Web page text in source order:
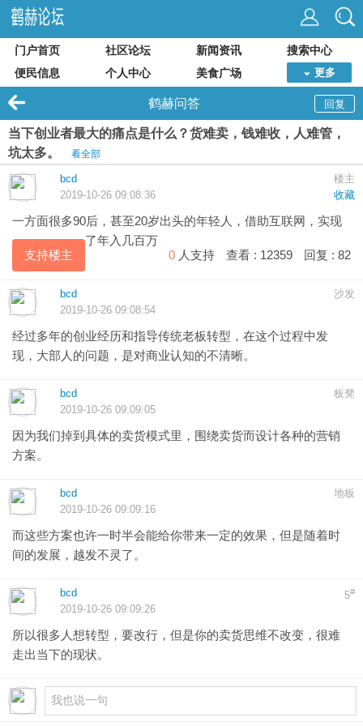
门户首页 社区论坛 新闻资讯
搜索中心
便民信息
个人中心 美食广场 更多
回复
鹤赫问答
当下创业者最大的痛点是什么？货难卖，钱难收，人难管，
坑太多。
看全部
楼主
bcd
收藏
2019-10-26 09:08:36
一方面很多90后，甚至20岁出头的年轻人，借助互联网，实现
了年入几百万
支持楼主
0 人支持 查看 : 12359 回复 : 82
沙发
bcd
2019-10-26 09:08:54
经过多年的创业经历和指导传统老板转型，在这个过程中发
现，大部人的问题，是对商业认知的不清晰。
板凳
bcd
2019-10-26 09:09:05
因为我们掉到具体的卖货模式里，围绕卖货而设计各种的营销
方案。
地板
bcd
2019-10-26 09:09:16
而这些方案也许一时半会能给你带来一定的效果，但是随着时
间的发展，越发不灵了。
5#
bcd
2019-10-26 09:09:26
所以很多人想转型，要改行，但是你的卖货思维不改变，很难
走出当下的现状。